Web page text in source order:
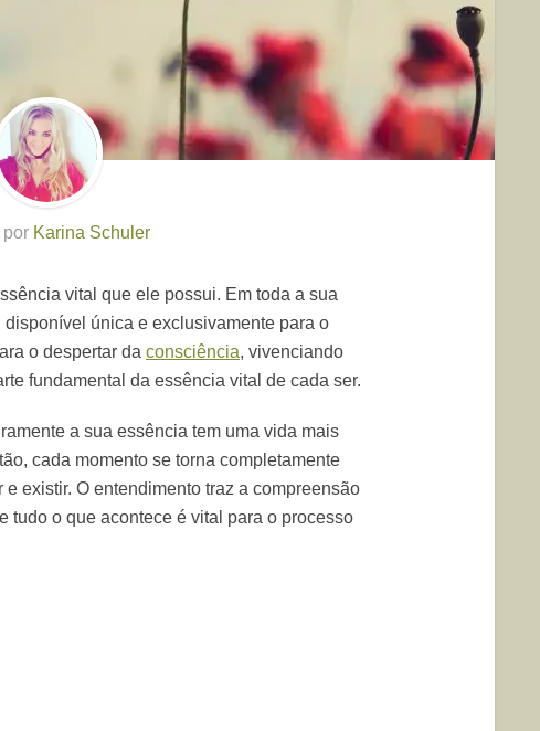
por Karina Schuler
vital que ele possui. Em toda a sua
única e exclusivamente para o
o despertar da consciência, vivenciando
fundamental da essência vital de cada ser.
a sua essência tem uma vida mais
cada momento se torna completamente
existir. O entendimento traz a compreensão
tudo o que acontece é vital para o processo